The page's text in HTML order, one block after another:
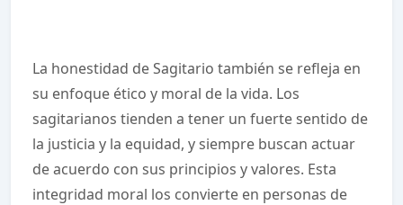
La honestidad de Sagitario también se refleja en
su enfoque ético y moral de la vida. Los
sagitarianos tienden a tener un fuerte sentido de
la justicia y la equidad, y siempre buscan actuar
de acuerdo con sus principios y valores. Esta
integridad moral los convierte en personas de